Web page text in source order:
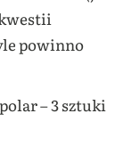
powinno
– 3 sztuki